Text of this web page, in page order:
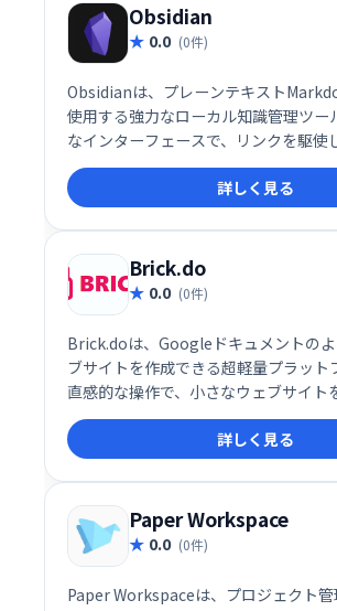
Obsidian
0.0 (0件)
Obsidianは、プレーンテキスト
使用する強力なローカル知識管理ツー
なインターフェースで、リンクを駆使
い情報整理と、独自のナレッジベース
す。 メモ、アイデア、プロジェクト管
用途に対応します。シンプルながらも
思考の整理と知識の蓄積をサポートし
詳しく見る
Brick.do
0.0 (0件)
Brick.doは、Googleドキュメントの
ブサイトを作成できる超軽量プラット
直感的な操作で、小さなウェブサイト
きます。複雑な設定は不要で、誰でも
です。手軽にウェブサイトを作りたい
す。
詳しく見る
Paper Workspace
0.0 (0件)
Paper Workspaceは、プロジェクト